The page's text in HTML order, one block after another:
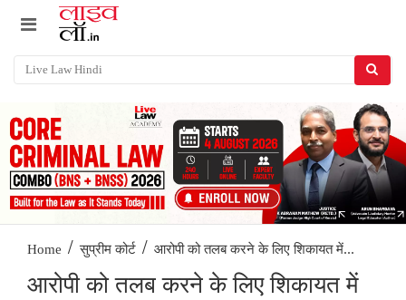
Home / सुप्रीम कोर्ट / आरोपी को तलब करने के लिए शिकायत में...
आरोपी को तलब करने के लिए शिकायत में